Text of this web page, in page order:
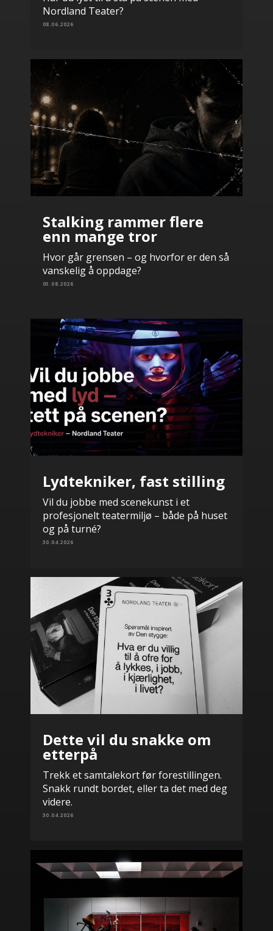
Nordland Teater?
08.06.2026
Stalking rammer flere
enn mange tror
Hvor går grensen – og hvorfor er den så
vanskelig å oppdage?
05.08.2026
Lydtekniker, fast stilling
Vil du jobbe med scenekunst i et
profesjonelt teatermiljø – både på huset
og på turné?
30.04.2026
Dette vil du snakke om
etterpå
Trekk et samtalekort før forestillingen.
Snakk rundt bordet, eller ta det med deg
videre.
30.04.2026